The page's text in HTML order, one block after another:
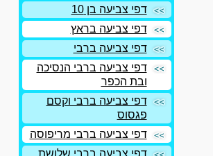
דפי צביעה בן 10
דפי צביעה בראץ
דפי צביעה ברבי
דפי צביעה ברבי הנסיכה
ובת הכפר
דפי צביעה ברבי וקסם
פגסוס
דפי צביעה ברבי מריפוסה
דפי צביעה ברבי שלושת